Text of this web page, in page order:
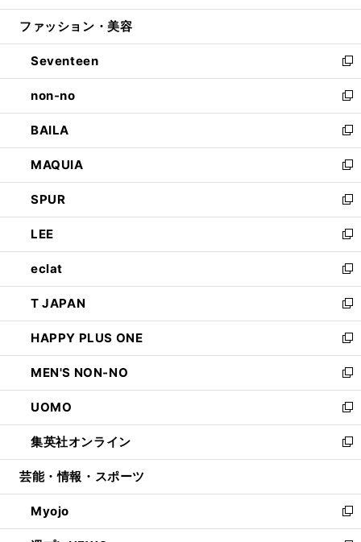
開
ウ
開
く
ン
ウ
で
開
く
ウ
ン
ド
ウ
で
開
く
ファッション・美容
Seventeen
新
し
い
ウ
ィ
ン
ド
ウ
で
開
く
non-no
新
し
い
ウ
ィ
ン
ド
ウ
で
開
く
BAILA
新
し
い
ウ
ィ
ン
ド
ウ
で
開
く
MAQUIA
新
し
い
ウ
ィ
ン
ド
ウ
で
開
く
SPUR
新
し
い
ウ
ィ
ン
ド
ウ
で
開
く
LEE
新
し
い
ウ
ィ
ン
ド
ウ
で
開
く
eclat
新
し
い
ウ
ィ
ン
ド
ウ
で
開
く
T JAPAN
新
し
い
ウ
ィ
ン
ド
ウ
で
開
HAPPY PLUS ONE
新
し
い
ウ
ィ
ン
ド
ウ
開
く
MEN'S NON-NO
新
し
い
ウ
ィ
ン
ウ
で
開
UOMO
新
し
い
ウ
ン
ド
ウ
集英社オンライン
新
し
ウ
ィ
ン
芸能・情報・スポーツ
Myojo
新
し